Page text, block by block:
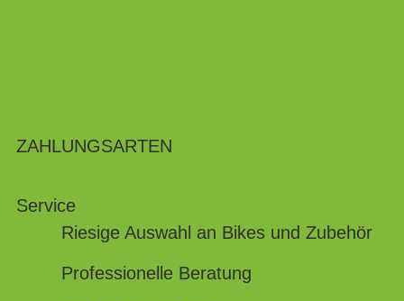
ZAHLUNGSARTEN
Service
Riesige Auswahl an Bikes und Zubehör
Professionelle Beratung